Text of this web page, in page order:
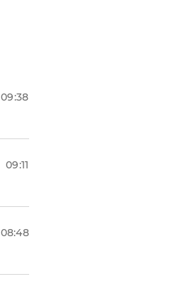
09:38
09:11
08:48